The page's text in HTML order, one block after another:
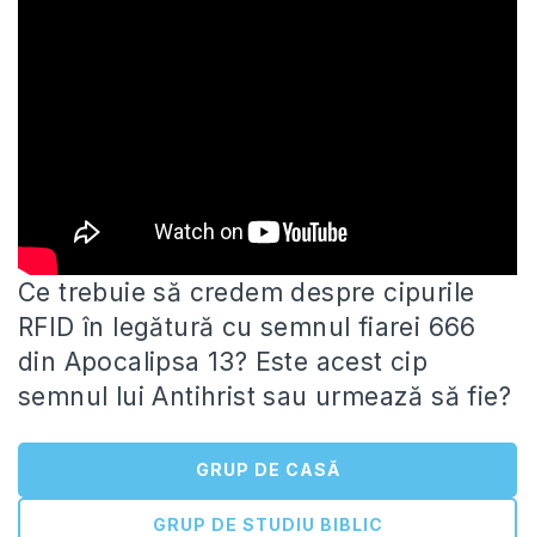
Ce trebuie să credem despre cipurile
RFID în legătură cu semnul fiarei 666
din Apocalipsa 13? Este acest cip
semnul lui Antihrist sau urmează să fie?
GRUP DE CASĂ
GRUP DE STUDIU BIBLIC